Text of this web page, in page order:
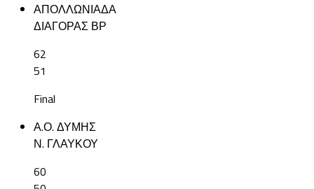
ΑΠΟΛΛΩΝΙΑΔΑ
ΔΙΑΓΟΡΑΣ ΒΡ
62
51
Final
Α.Ο. ΔΥΜΗΣ
Ν. ΓΛΑΥΚΟΥ
60